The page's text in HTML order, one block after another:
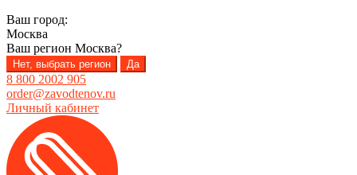
Ваш город:
Москва
Ваш регион Москва?
Нет, выбрать регион Да
8 800 2002 905
order@zavodtenov.ru
Личный кабинет
Перейти
навигации
Перейти
содержимому